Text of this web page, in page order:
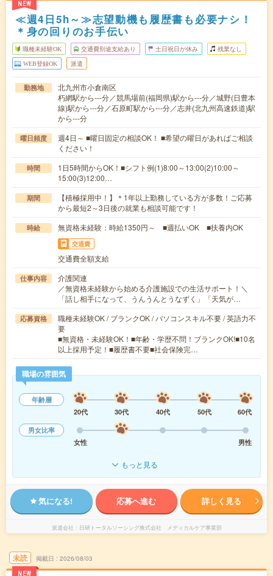
NEW
≪週4日5h～≫志望動機も履歴書も必要ナシ！
＊身の回りのお手伝い
職種未経験OK 交通費別途支給あり 土日祝日が休み 残業なし
WEB登録OK 派遣
勤務地
北九州市小倉南区
朽網駅から---分／競馬場前(福岡県)駅から---分／城野(日豊本
線)駅から---分／石原町駅から---分／志井(北九州高速鉄道)駅
から---分
曜日頻度
週4日～ ■曜日固定の相談OK！ ■希望の曜日があればご相談
ください！
時間
1日5時間からOK！■シフト例(1)8:00～13:00(2)10:00～
15:00(3)12:00…
期間
【積極採用中！】＊1年以上勤務している方が多数！ご応募
から最短2～3日後の就業も相談可能です！
時給 無資格未経験：時給1350円～ ■週払いOK ■扶養内OK
交通費
交通費全額支給
仕事内容
介護関連
／無資格未経験から始める介護施設での生活サポート！＼
「話し相手になって、うんうんとうなずく」「天気が…
応募資格
職種未経験OK / ブランクOK / パソコンスキル不要 / 英語力不
要
■無資格・未経験OK！■年齢・学歴不問！ブランクOK!■10名
以上採用予定！■履歴書不要■社会保険完…
職場の雰囲気
年齢層
20代
30代 40代 50代
60代
男女比率
女性
男性
もっと見る
気になる! 応募へ進む 詳しく見る
派遣会社 日研トータルソーシング株式会社 メディカルケア事業部
未読
NEW
掲載日 2026/08/03